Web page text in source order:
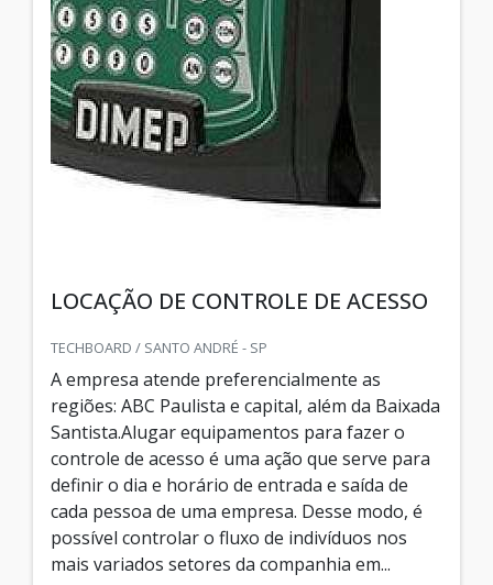
LOCAÇÃO DE CONTROLE DE ACESSO
TECHBOARD / SANTO ANDRÉ - SP
A empresa atende preferencialmente as
regiões: ABC Paulista e capital, além da Baixada
Santista.Alugar equipamentos para fazer o
controle de acesso é uma ação que serve para
definir o dia e horário de entrada e saída de
cada pessoa de uma empresa. Desse modo, é
possível controlar o fluxo de indivíduos nos
mais variados setores da companhia em...